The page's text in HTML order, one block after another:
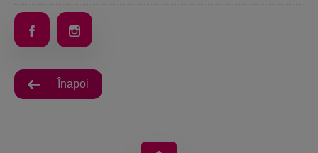
Înapoi